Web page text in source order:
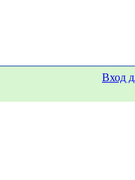
Вход